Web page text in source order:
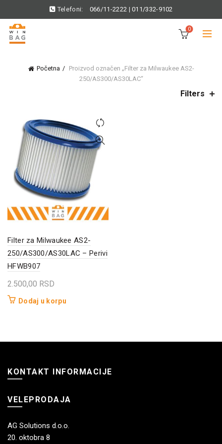
Telefoni: 066/11-2222 |011/332-9102
0
Početna
Proizvod označen „Filter za Milwaukee AS2-
250/AS300/AS30LAC“
Filters
Filter za Milwaukee AS2-
250/AS300/AS30LAC – Perivi
HFWB907
2.500,00 RSD
Dodaj u korpu
KONTAKT INFORMACIJE
VELEPRODAJA
AG Solutions d.o.o.
20. oktobra 8